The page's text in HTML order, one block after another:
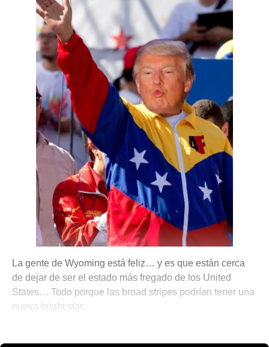
La gente de Wyoming está feliz… y es que están cerca
de dejar de ser el estado más fregado de los United
States… Todo porque las broad stripes podrían tener una
nueva bright star.